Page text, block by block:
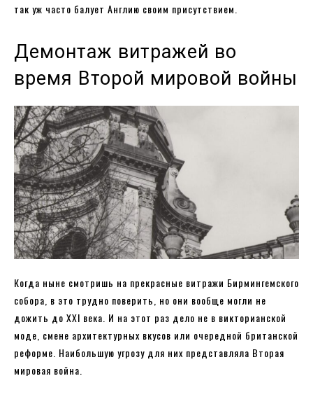
так уж часто балует Англию своим присутствием.
Демонтаж витражей во
время Второй мировой войны
Когда ныне смотришь на прекрасные витражи Бирмингемского
собора, в это трудно поверить, но они вообще могли не
дожить до XXI века. И на этот раз дело не в викторианской
моде, смене архитектурных вкусов или очередной британской
реформе. Наибольшую угрозу для них представляла Вторая
мировая война.